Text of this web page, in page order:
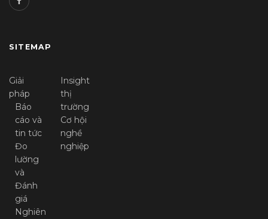
SITEMAP
Giải
pháp
Báo
cáo và
tin tức
Đo
lường
và
Đánh
giá
Nghiên
Insight
thị
trường
Cơ hội
nghề
nghiệp